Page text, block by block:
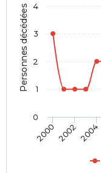
Personnes décédées
2000 20022004
0
1
2
3
4